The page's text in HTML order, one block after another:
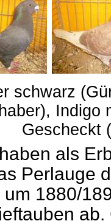
schwarz
Indigo
Gescheckt
als
Perlauge
1880/